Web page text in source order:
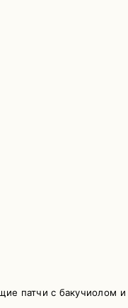
патчи с бакучиолом